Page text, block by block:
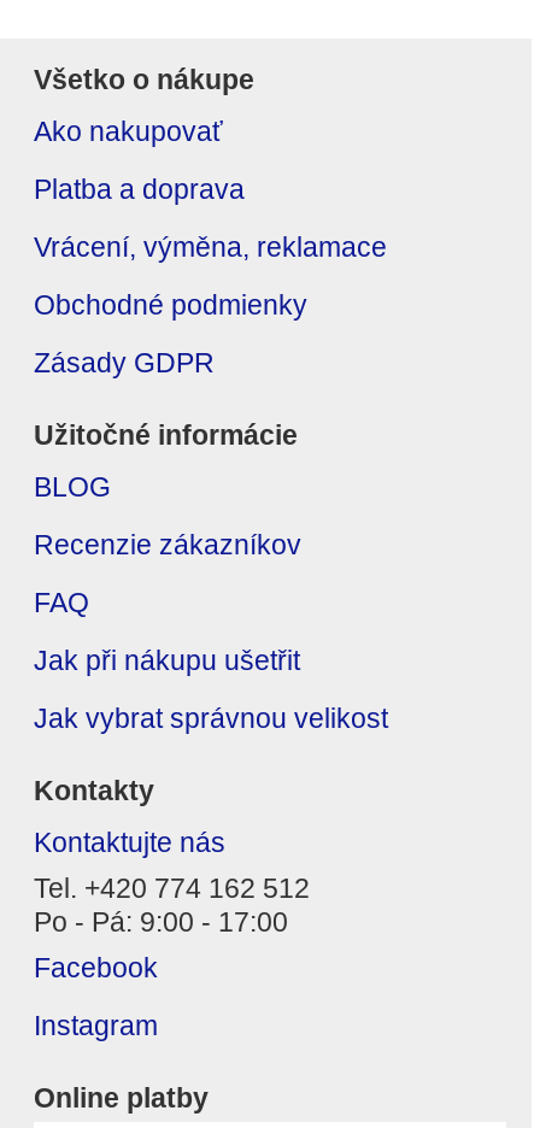
Všetko o nákupe
Ako nakupovať
Platba a doprava
Vrácení, výměna, reklamace
Obchodné podmienky
Zásady GDPR
Užitočné informácie
BLOG
Recenzie zákazníkov
FAQ
Jak při nákupu ušetřit
Jak vybrat správnou velikost
Kontakty
Kontaktujte nás
Tel. +420 774 162 512
Po - Pá: 9:00 - 17:00
Facebook
Instagram
Online platby